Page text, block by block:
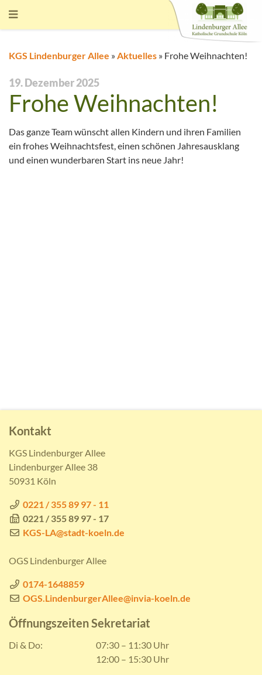
KGS Lindenburger Allee »Aktuelles » Frohe Weihnachten!
19. Dezember 2025
Frohe Weihnachten!
Das ganze Team wünscht allen Kindern und ihren Familien
ein frohes Weihnachtsfest, einen schönen Jahresausklang
und einen wunderbaren Start ins neue Jahr!
Kontakt
KGS Lindenburger Allee
Lindenburger Allee 38
50931 Köln
0221 / 355 89 97 - 11
0221 / 355 89 97 - 17
KGS-LA@stadt-koeln.de
OGS Lindenburger Allee
0174-1648859
OGS.LindenburgerAllee@invia-koeln.de
Öffnungszeiten Sekretariat
Di & Do:
07:30 – 11:30 Uhr
12:00 – 15:30 Uhr